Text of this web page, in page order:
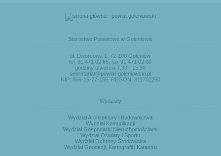
Starostwo Powiatowe w Goleniowie
ul. Dworcowa 1, 72-100 Goleniów
tel. 91 471 02 65, fax 91 471 02 00
godziny otwarcia 7:30 - 15:30
sekretariat@powiat-goleniowski.pl
NIP: 856-15-77-155, REGON: 811702250
Wydziały
Wydział Architektury i Budownictwa
Wydział Komunikacji
Wydział Gospodarki Nieruchomościami
Wydział Oświaty i Sportu
Wydział Ochrony Środowiska
Wydział Geodezji, Kartografii i Katastru